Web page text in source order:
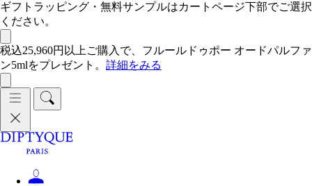
ギフトラッピング・無料サンプルはカートページ下部でご選択
ください。
税込25,960円以上ご購入で、フルールドゥポー オードパルファ
ン5mlをプレゼント。 詳細をみる